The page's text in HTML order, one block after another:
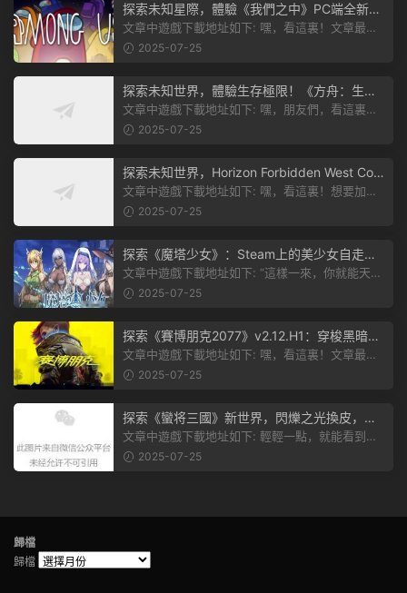
探索未知星際，體驗《我們之中》PC端全新版
本
文章中遊戲下載地址如下: 嘿，看這裏！文章最後
有個圖片，點一下就能加入我們遊...
2025-07-25
探索未知世界，體驗生存極限！《方舟：生存
飛升》v38.9中文版全新升級！
文章中遊戲下載地址如下: 嘿，朋友們，看這裏！
《方舟：生存飛升》這個遊戲超火...
2025-07-25
探索未知世界，Horizon Forbidden West Com
plete Edition正式發布！
文章中遊戲下載地址如下: 嘿，看這裏！想要加入
遊戲資源分享群，就點文章最後那...
2025-07-25
探索《魔塔少女》：Steam上的美少女自走
棋，戰鬥與策略的雙重盛宴！
文章中遊戲下載地址如下: “這樣一來，你就能天天
2025-07-25
探索《賽博朋克2077》v2.12.H1：穿梭黑暗都
市，感受未來世界的震撼
文章中遊戲下載地址如下: 嘿，看這裏！文章最後
有個圖片，點一下就能加入我們的...
2025-07-25
探索《蠻将三國》新世界，閃爍之光換皮，共
赴手遊盛宴！
文章中遊戲下載地址如下: 輕輕一點，就能看到原
文。 滑動一下屏幕，就能看到...
2025-07-25
歸檔
歸檔